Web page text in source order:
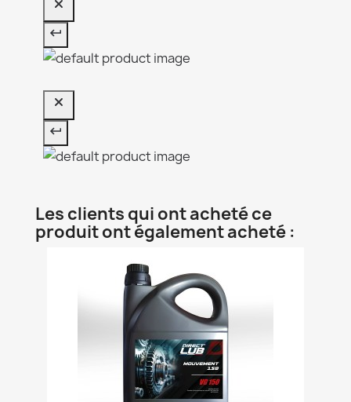
Les clients qui ont acheté ce
produit ont également acheté :